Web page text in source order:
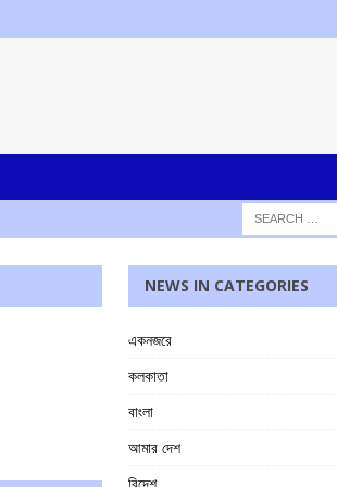
NEWS IN CATEGORIES
একনজরে
কলকাতা
বাংলা
আমার দেশ